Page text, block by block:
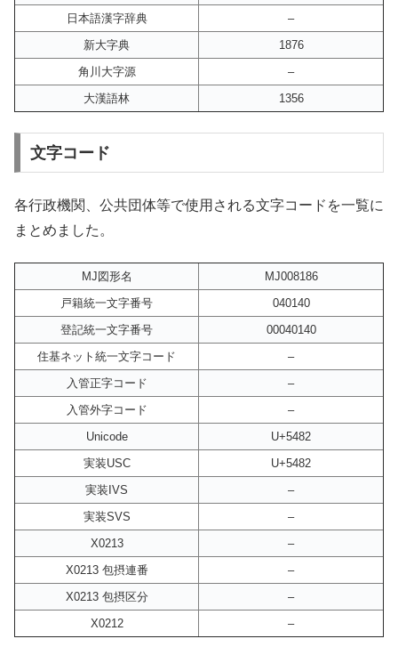
日本語漢字辞典
–
新大字典
1876
角川大字源
–
大漢語林
1356
文字コード
各行政機関、公共団体等で使用される文字コードを一覧に
まとめました。
MJ図形名
MJ008186
戸籍統一文字番号
040140
登記統一文字番号
00040140
住基ネット統一文字コード
–
入管正字コード
–
入管外字コード
–
Unicode
U+5482
実装USC
U+5482
実装IVS
–
実装SVS
–
X0213
–
X0213 包摂連番
–
X0213 包摂区分
–
X0212
–